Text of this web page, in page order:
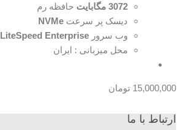
3072 مگابایت
حافظه رم
دیسک پر سرعت NVMe
وب سرور LiteSpeed Enterprise
محل میزبانی : ایران
15,000,000 تومان
ارتباط با ما